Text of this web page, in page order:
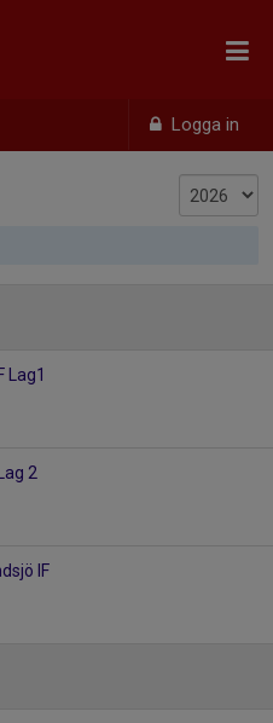
Logga in
Lag1
2
IF